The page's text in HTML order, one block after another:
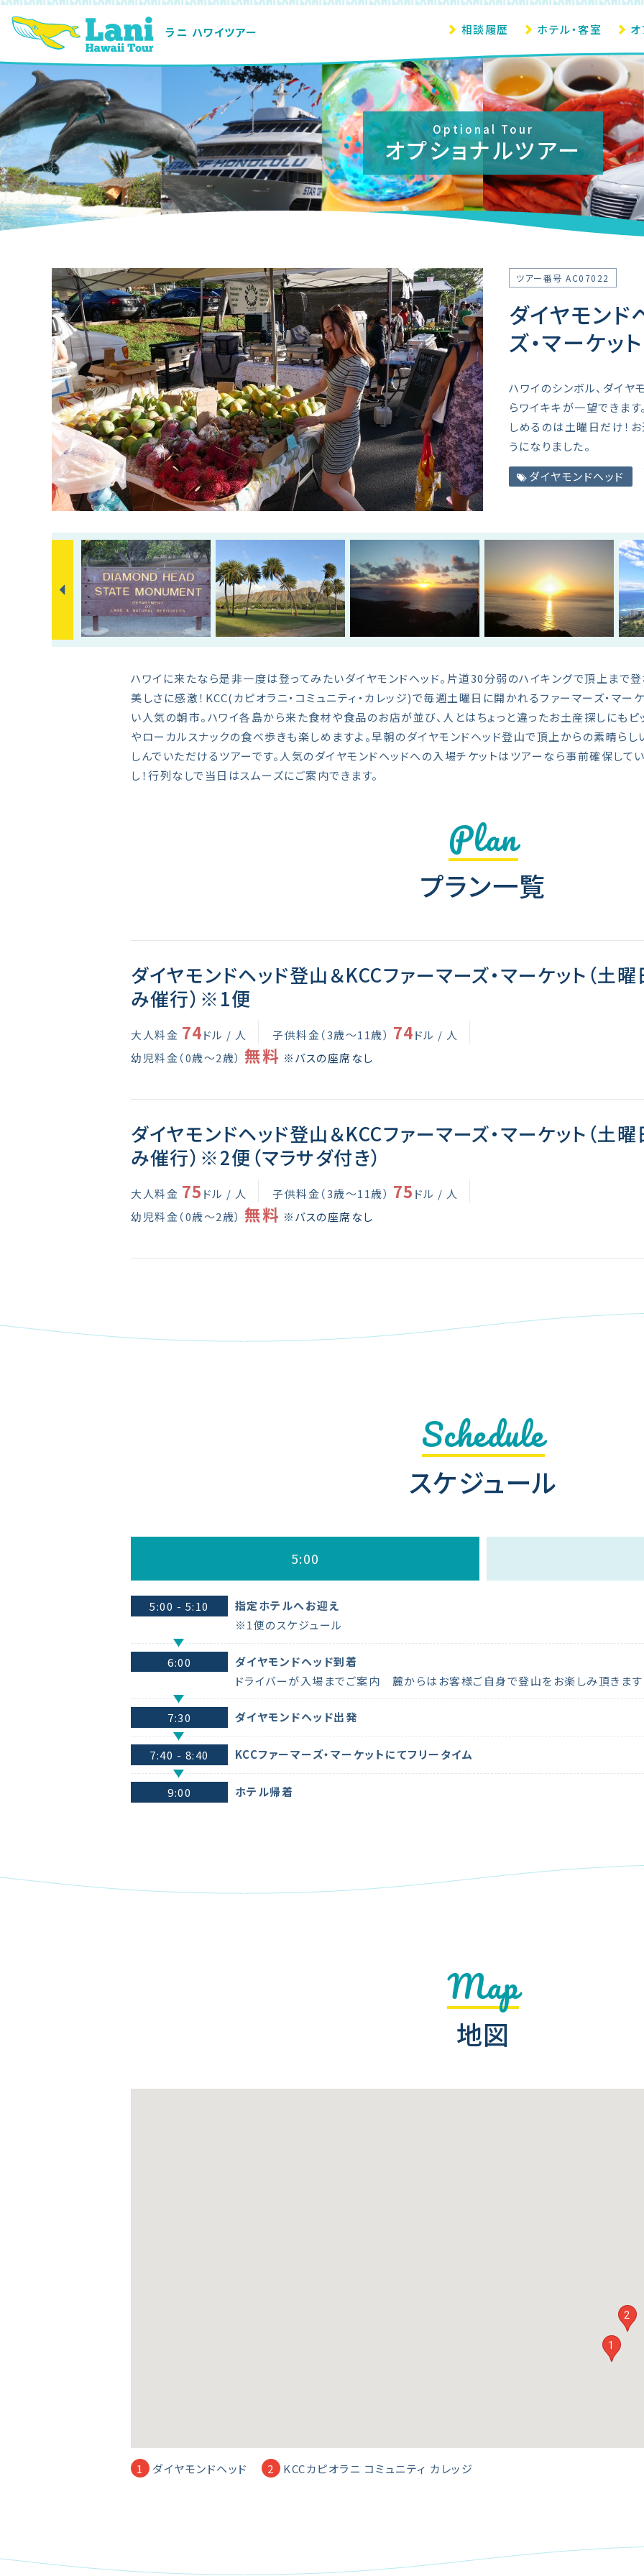
ラニ ハワイツアー 相談履歴 ホテル・客室
Optional Tour
オプショナルツアー
ツアー番号 AC07022
ダイヤモンド
ズ・マーケッ
ハワイのシンボル、ダイヤ
らワイキキが一望できます
しめるのは土曜日だけ！
うになりました。
ダイヤモンドヘッド
ハワイに来たなら是非一度は登ってみたいダイヤモンドヘッド。片道30分弱のハイキングで頂上まで
美しさに感激！KCC(カピオラニ・コミュニティ・カレッジ)で毎週土曜日に開かれるファーマーズ・マー
い人気の朝市。ハワイ各島から来た食材や食品のお店が並び、人とはちょっと違ったお土産探しにもピ
やローカルスナックの食べ歩きも楽しめますよ。早朝のダイヤモンドヘッド登山で頂上からの素晴ら
しんでいただけるツアーです。人気のダイヤモンドヘッドへの入場チケットはツアーなら事前確保し
し！行列なしで当日はスムーズにご案内できます。
Plan
プラン一覧
ダイヤモンドヘッド登山＆KCCファーマーズ・マーケット（土
み催行）※1便
大人料金 74ドル / 人 子供料金（3歳～11歳） 74ドル / 人
幼児料金（0歳～2歳） 無料 ※バスの座席なし
ダイヤモンドヘッド登山＆KCCファーマーズ・マーケット（土
み催行）※2便（マラサダ付き）
大人料金 75 ドル / 人 子供料金（3歳～11歳） 75 ドル / 人
幼児料金（0歳～2歳） 無料 ※バスの座席なし
Schedule
スケジュール
5:00
5:00 - 5:10
指定ホテルへお迎え
※1便のスケジュール
6:00
ダイヤモンドヘッド到着
ドライバーが入場までご案内 麓からはお客様ご自身で登山をお楽しみ頂きます
7:30 ダイヤモンドヘッド出発
7:40 - 8:40 KCCファーマーズ・マーケットにてフリータイム
9:00 ホテル帰着
Map
地図
1
2
ダイヤモンドヘッド KCCカピオラニ コミュニティ カレッジ